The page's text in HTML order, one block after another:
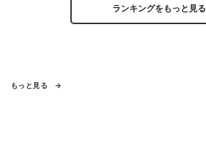
ランキングをもっと見る
もっと見る